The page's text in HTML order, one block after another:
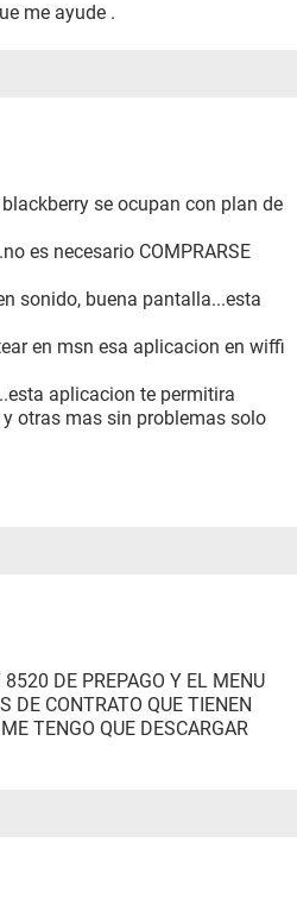
me ayude .
se ocupan con plan de
es necesario COMPRARSE
sonido, buena pantalla...esta
en msn esa aplicacion en wiffi
aplicacion te permitira
otras mas sin problemas solo
DE PREPAGO Y EL MENU
DE CONTRATO QUE TIENEN
TENGO QUE DESCARGAR